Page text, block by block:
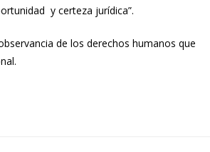
y certeza jurídica”.
de los derechos humanos que